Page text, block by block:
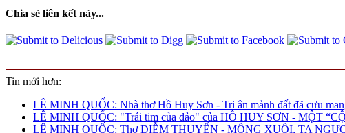
Chia sẻ liên kết này...
Tin mới hơn:
LÊ MINH QUỐC: Nhà thơ Hồ Huy Sơn - Tri ân mảnh đất đã cưu
LÊ MINH QUỐC: "Trái tim của đảo" của HỒ HUY SƠN - MỘT
LÊ MINH QUỐC: Thơ DIỄM THUYỂN - MỘNG XUÔI, TA